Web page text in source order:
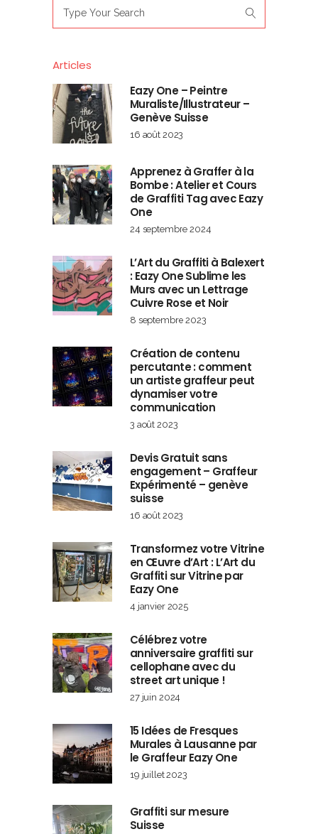
for:
Articles
Eazy One – Peintre
Muraliste/Illustrateur –
Genève Suisse
16 août 2023
Apprenez à Graffer à la
Bombe : Atelier et Cours
de Graffiti Tag avec Eazy
One
24 septembre 2024
L’Art du Graffiti à Balexert
: Eazy One Sublime les
Murs avec un Lettrage
Cuivre Rose et Noir
8 septembre 2023
Création de contenu
percutante : comment
un artiste graffeur peut
dynamiser votre
communication
3 août 2023
Devis Gratuit sans
engagement – Graffeur
Expérimenté – genève
suisse
16 août 2023
Transformez votre Vitrine
en Œuvre d’Art : L’Art du
Graffiti sur Vitrine par
Eazy One
4 janvier 2025
Célébrez votre
anniversaire graffiti sur
cellophane avec du
street art unique !
27 juin 2024
15 Idées de Fresques
Murales à Lausanne par
le Graffeur Eazy One
19 juillet 2023
Graffiti sur mesure
Suisse